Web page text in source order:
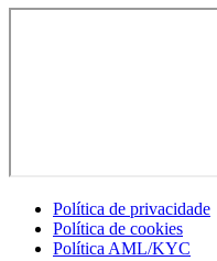
Política de privacidade
Política de cookies
Política AML/KYC